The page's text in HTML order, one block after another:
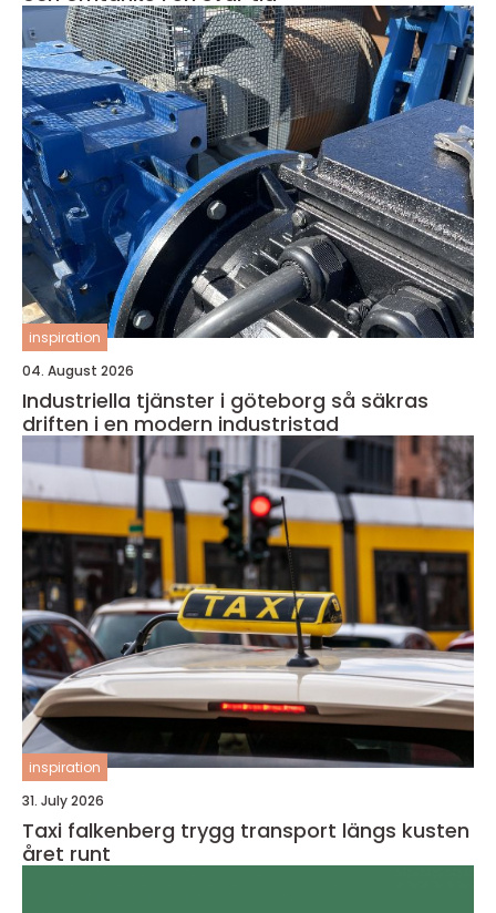
inspiration
04. August 2026
Industriella tjänster i göteborg så säkras
driften i en modern industristad
inspiration
31. July 2026
Taxi falkenberg trygg transport längs kusten
året runt